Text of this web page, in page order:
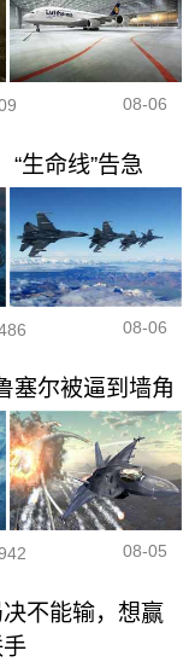
08-06
生命线”告急
08-06
塞尔被逼到墙角
08-05
不能输，想赢